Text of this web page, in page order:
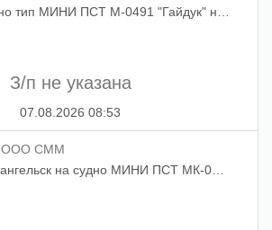
З/п не указана
07.08.2026 08:53
ООО СММ